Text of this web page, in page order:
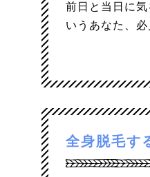
前日と当日に
いうあなた、必
全身脱毛す